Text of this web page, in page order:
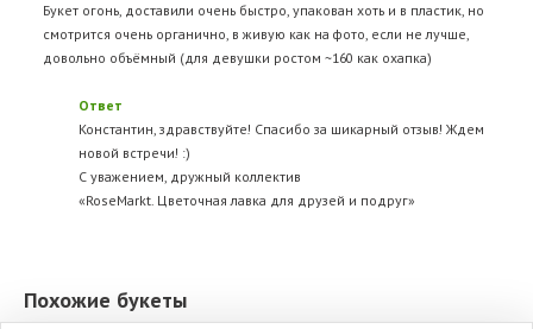
Букет огонь, доставили очень быстро, упакован хоть и в пластик, но
смотрится очень органично, в живую как на фото, если не лучше,
довольно объёмный (для девушки ростом ~160 как охапка)
Ответ
Константин, здравствуйте! Спасибо за шикарный отзыв! Ждем
новой встречи! :)
С уважением, дружный коллектив
«RoseMarkt. Цветочная лавка для друзей и подруг»
Похожие букеты